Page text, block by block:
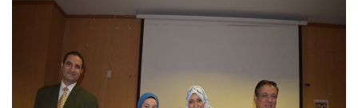
تواصل معنا
هيئة التدريس